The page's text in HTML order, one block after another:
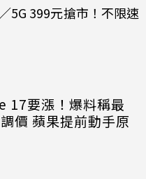
5G 399元搶市！不限速
17要漲！爆料稱最
價 蘋果提前動手原